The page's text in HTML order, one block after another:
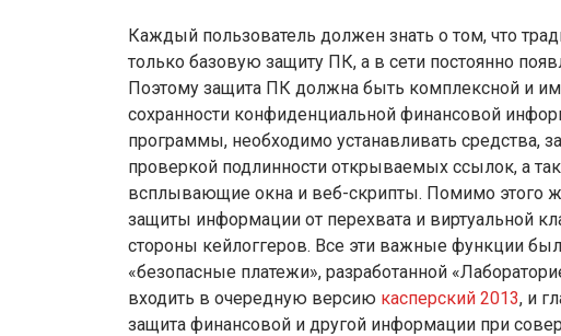
Каждый пользователь должен знать о том, что
только базовую защиту ПК, а в сети постоянно
Поэтому защита ПК должна быть комплексной и
сохранности конфиденциальной финансовой
программы, необходимо устанавливать средства,
проверкой подлинности открываемых ссылок, а
всплывающие окна и веб-скрипты. Помимо этого
защиты информации от перехвата и виртуальной
стороны кейлоггеров. Все эти важные функции
«безопасные платежи», разработанной
входить в очередную версию касперский 2013, и
защита финансовой и другой информации при